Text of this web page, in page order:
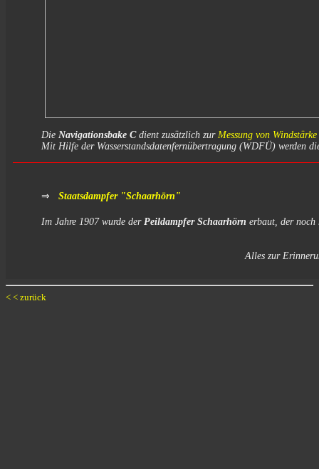
Die Navigationsbake Cdient zusätzlich zur Messung von
Mit Hilfe der Wasserstandsdatenfernübertragung (WDFÜ) werden
⇒ Staatsdampfer "Schaarhörn"
Im Jahre 1907 wurde der Peildampfer Schaarhörn erbaut, der noch
Alles zur
< < zurück